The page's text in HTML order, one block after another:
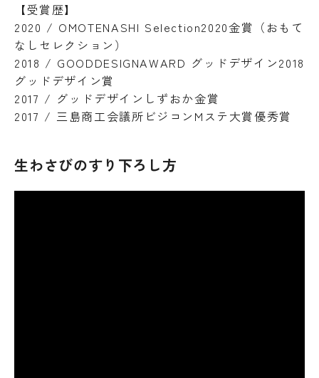
【受賞歴】
2020 / OMOTENASHI Selection2020金賞（おもて
なしセレクション）
2018 / GOODDESIGNAWARD グッドデザイン2018
グッドデザイン賞
2017 / グッドデザインしずおか金賞
2017 / 三島商工会議所ビジコンMステ大賞優秀賞
生わさびのすり下ろし方